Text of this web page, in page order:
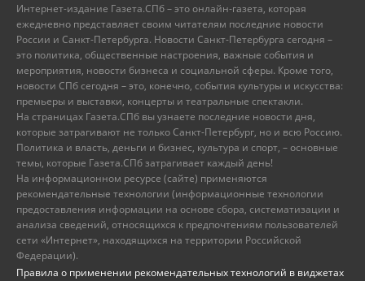
Интернет-издание Газета.СПб – это онлайн-газета, которая
ежедневно представляет своим читателям последние новости
России и Санкт-Петербурга. Новости Санкт-Петербурга сегодня –
это политика, общественные настроения, важные события и
мероприятия, новости бизнеса и социальной сферы. Кроме того,
новости СПб сегодня – это, конечно, события культуры и искусства:
премьеры и выставки, концерты и театральные спектакли.
На страницах Газета.СПб вы узнаете последние новости дня,
которые затрагивают не только Санкт-Петербург, но и всю Россию.
Политика и власть, деньги и бизнес, культура и спорт, – основные
темы, которые Газета.СПб затрагивает каждый день!
На информационном ресурсе (сайте) применяются
рекомендательные технологии (информационные технологии
предоставления информации на основе сбора, систематизации и
анализа сведений, относящихся к предпочтениям пользователей
сети «Интернет», находящихся на территории Российской
Федерации).
Правила о применении рекомендательных технологий в виджетах